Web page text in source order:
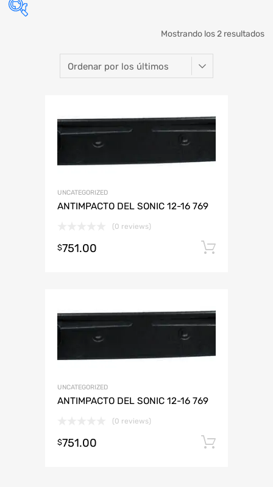
Mostrando los 2 resultados
UNCATEGORIZED
ANTIMPACTO DEL SONIC 12-16 769
(0 reviews)
$751.00
UNCATEGORIZED
ANTIMPACTO DEL SONIC 12-16 769
(0 reviews)
$751.00